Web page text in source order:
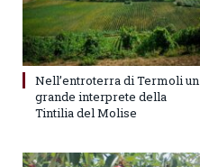
Nell’entroterra di Termoli un
grande interprete della
Tintilia del Molise